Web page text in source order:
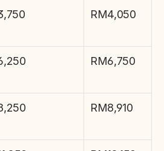
RM4,050
RM6,750
RM8,910